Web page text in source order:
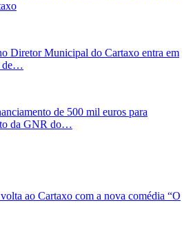
Diretor Municipal do Cartaxo entra em
de…
de 500 mil euros para
da GNR do…
ao Cartaxo com a nova comédia “O